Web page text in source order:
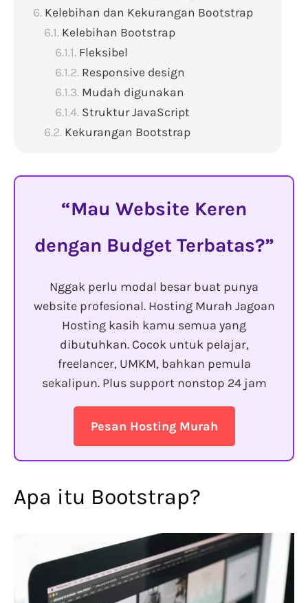
Kelebihan dan Kekurangan Bootstrap
Kelebihan Bootstrap
Fleksibel
Responsive design
Mudah digunakan
Struktur JavaScript
Kekurangan Bootstrap
Mau Website Keren
dengan Budget Terbatas?
Nggak perlu modal besar buat punya
website profesional. Hosting Murah Jagoan
Hosting kasih kamu semua yang
dibutuhkan. Cocok untuk pelajar,
freelancer, UMKM, bahkan pemula
sekalipun. Plus support nonstop 24 jam
Pesan Hosting Murah
Apa itu Bootstrap?